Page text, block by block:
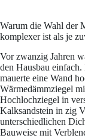
Warum die Wahl der
komplexer ist als je
Vor zwanzig Jahren
den Hausbau
mauerte eine Wand
Wärmedämmziegel
Hochlochziegel in
Kalksandstein in zig
unterschiedlichen
Bauweise mit